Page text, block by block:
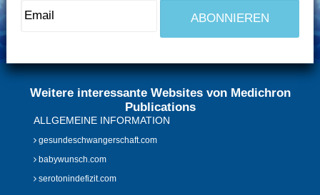
Weitere interessante Websites von Medichron
Publications
ALLGEMEINE INFORMATION
gesundeschwangerschaft.com
babywunsch.com
serotonindefizit.com